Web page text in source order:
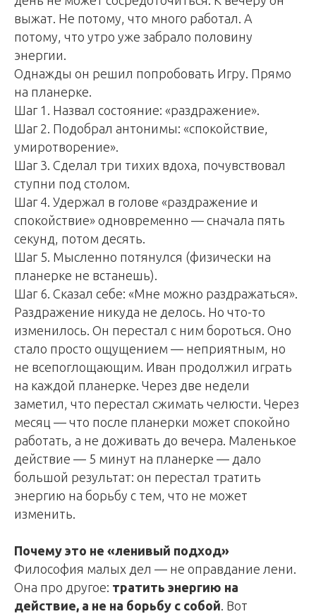
выжат. Не потому, что много работал. А
потому, что утро уже забрало половину
энергии.
Однажды он решил попробовать Игру. Прямо
на планерке.
Шаг 1. Назвал состояние: «раздражение».
Шаг 2. Подобрал антонимы: «спокойствие,
умиротворение».
Шаг 3. Сделал три тихих вдоха, почувствовал
ступни под столом.
Шаг 4. Удержал в голове «раздражение и
спокойствие» одновременно — сначала пять
секунд, потом десять.
Шаг 5. Мысленно потянулся (физически на
планерке не встанешь).
Шаг 6. Сказал себе: «Мне можно раздражаться».
Раздражение никуда не делось. Но что-то
изменилось. Он перестал с ним бороться. Оно
стало просто ощущением — неприятным, но
не всепоглощающим. Иван продолжил играть
на каждой планерке. Через две недели
заметил, что перестал сжимать челюсти. Через
месяц — что после планерки может спокойно
работать, а не доживать до вечера. Маленькое
действие — 5 минут на планерке — дало
большой результат: он перестал тратить
энергию на борьбу с тем, что не может
изменить.
Почему это не «ленивый подход»
Философия малых дел — не оправдание лени.
Она про другое: тратить энергию на
действие, а не на борьбу с собой. Вот